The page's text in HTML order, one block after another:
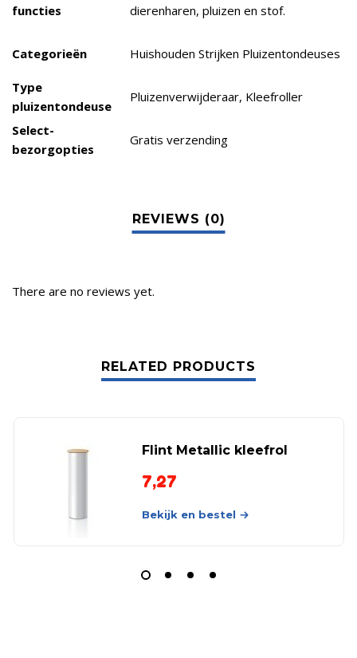
functies
dierenharen, pluizen en stof.
Categorieën Huishouden Strijken Pluizentondeuses
Type
pluizentondeuse
Pluizenverwijderaar, Kleefroller
Select-
bezorgopties
Gratis verzending
There are no reviews yet.
RELATED PRODUCTS
Flint Metallic kleefrol
7,27
Bekijk en bestel